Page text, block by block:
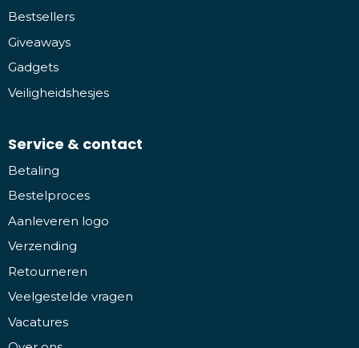
Bestsellers
Giveaways
Gadgets
Veiligheidshesjes
Service & contact
Betaling
Bestelproces
Aanleveren logo
Verzending
Retourneren
Veelgestelde vragen
Vacatures